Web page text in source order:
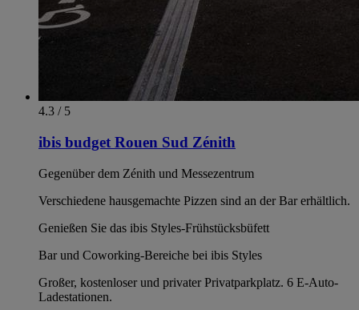
4.3 / 5
ibis budget Rouen Sud Zénith
Gegenüber dem Zénith und Messezentrum
Verschiedene hausgemachte Pizzen sind an der Bar erhältlich.
Genießen Sie das ibis Styles-Frühstücksbüfett
Bar und Coworking-Bereiche bei ibis Styles
Großer, kostenloser und privater Privatparkplatz. 6 E-Auto-
Ladestationen.